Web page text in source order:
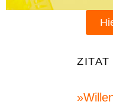
ZITAT